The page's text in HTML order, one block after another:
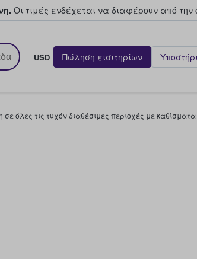
Οι τιμές ενδέχεται να διαφέρουν από την
USD Πώληση εισιτηρίων
όλες τις τυχόν διαθέσιμες περιοχές με καθίσματα